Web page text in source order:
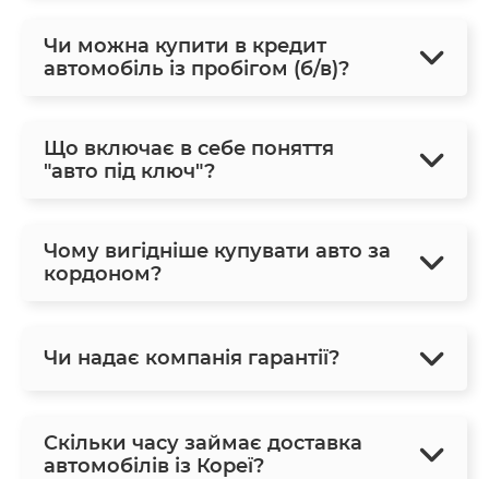
Чи можна купити в кредит
автомобіль із пробігом (б/в)?
Що включає в себе поняття
"авто під ключ"?
Чому вигідніше купувати авто за
кордоном?
Чи надає компанія гарантії?
Скільки часу займає доставка
автомобілів із Кореї?